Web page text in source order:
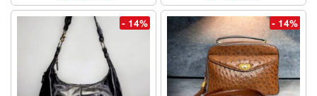
- 14% - 14%